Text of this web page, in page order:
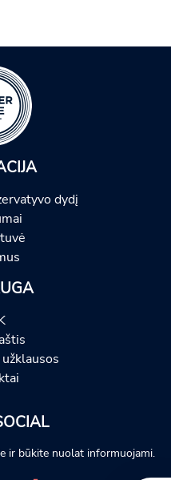
dydį
ir būkite nuolat informuojami.